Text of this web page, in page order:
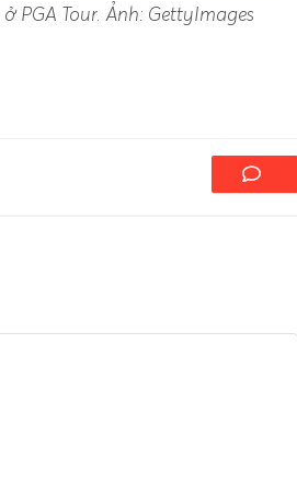
PGA Tour. Ảnh: GettyImages